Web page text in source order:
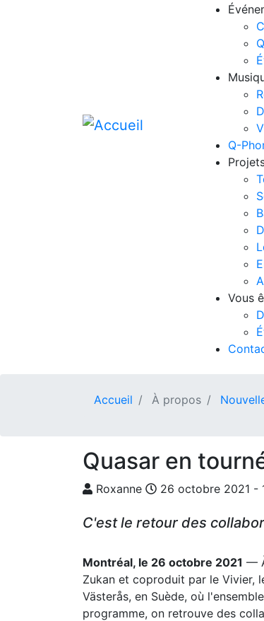
Q-
Vous
Accueil À propos
Quasar en
Roxanne 26 octobre 2021 -
C'est le retour des
Montréal, le 26 octobre 2021 —
Zukan et coproduit par le Vivier,
Västerås, en Suède, où
programme, on retrouve des